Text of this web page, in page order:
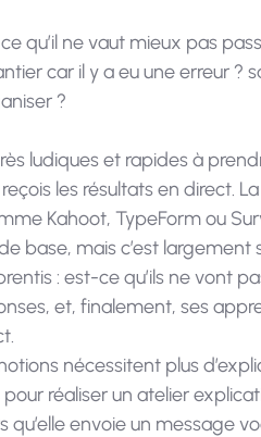
qu’il ne vaut mieux pas
car il y a eu une erreur
?
ludiques et rapides à
les résultats en direct.
Kahoot, TypeForm ou
base, mais c’est largement
: est-ce qu’ils ne vont
et, finalement, ses
nécessitent plus
réaliser un atelier
qu’elle envoie un message